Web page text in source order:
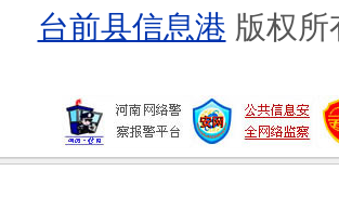
台前县信息港 版权